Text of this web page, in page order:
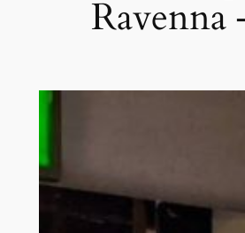
Ravenna